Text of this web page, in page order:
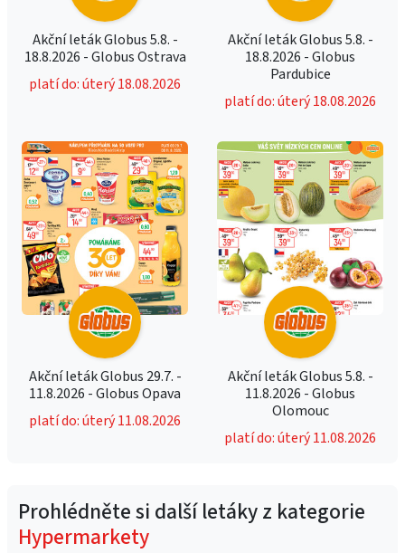
Akční leták Globus 5.8. -
18.8.2026 - Globus Ostrava
platí do: úterý 18.08.2026
Akční leták Globus 5.8. -
18.8.2026 - Globus
Pardubice
platí do: úterý 18.08.2026
Akční leták Globus 29.7. -
11.8.2026 - Globus Opava
platí do: úterý 11.08.2026
Akční leták Globus 5.8. -
11.8.2026 - Globus
Olomouc
platí do: úterý 11.08.2026
Prohlédněte si další letáky z kategorie
Hypermarkety